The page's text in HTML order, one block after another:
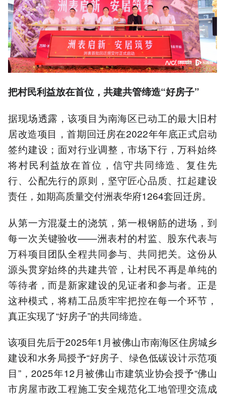
把村民利益放在首位，共建共管缔造“好房子”
据现场透露，该项目为南海区已动工的最大旧村
居改造项目，首期回迁房在2022年年底正式启动
签约建设；面对行业调整，市场下行，万科始终
将村民利益放在首位，信守共同缔造、复住先
行、公配先行的原则，坚守匠心品质、扛起建设
责任，如期高质量交付洲表华府1264套回迁房。
从第一方混凝土的浇筑，第一根钢筋的进场，到
每一次关键验收——洲表村的村监、股东代表与
万科项目团队全程共同参与、共同把关。这份从
源头贯穿始终的共建共管，让村民不再是单纯的
等待者，而是新家建设的见证者和参与者。正是
这种模式，将精工品质牢牢把控在每一个环节，
真正实现了“好房子”的共同缔造。
该项目先后于2025年1月被佛山市南海区住房城乡
建设和水务局授予“好房子、绿色低碳设计示范项
目”，2025年12月被佛山市建筑业协会授予“佛山
市房屋市政工程施工安全规范化工地管理交流成